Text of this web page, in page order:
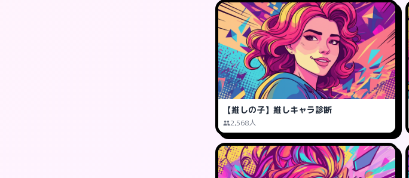
【推しの子】推しキャラ診断
2,568人